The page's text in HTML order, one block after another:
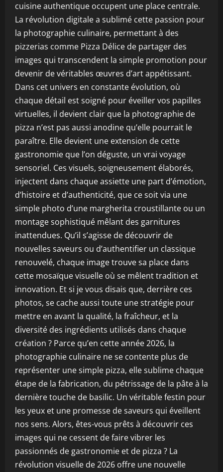
cuisine authentique occupent une place centrale.
La révolution digitale a sublimé cette passion pour
la photographie culinaire, permettant à des
pizzerias comme Pizza Délice de partager des
images qui transcendent la simple promotion pour
devenir de véritables œuvres d’art appétissant.
Dans cet univers en constante évolution, où
chaque détail est soigné pour éveiller vos papilles
virtuelles, il devient clair que la photographie de
pizza n’est pas aussi anodine qu’elle pourrait le
paraître. Elle devient une extension de cette
gastronomie que l’on déguste, un vrai voyage
sensoriel. Ces visuels, soigneusement élaborés,
injectent dans chaque assiette une part d’émotion,
d’histoire et d’authenticité, que ce soit via une
simple photo d’une margherita croustillante ou un
montage sophistiqué mêlant des garnitures
inattendues. Qu’il s’agisse de découvrir de
nouvelles saveurs ou d’authentifier un classique
renouvelé, chaque image trouve sa place dans
cette mosaïque visuelle où se mêlent tradition et
innovation. Et si je vous disais que, derrière ces
photos, se cache aussi toute une stratégie pour
mettre en avant la qualité, la fraîcheur, et la
diversité des ingrédients utilisés dans chaque
création ? Parce qu’en cette année 2026, la
photographie culinaire ne se contente plus de
représenter une simple pizza, elle sublime chaque
étape de la fabrication, du pétrissage de la pâte à la
dernière touche de basilic. Un véritable festin pour
les yeux et une promesse de saveurs qui éveillent
nos sens. Alors, êtes-vous prêts à découvrir ces
images qui ne cessent de faire vibrer les
passionnés de gastronomie et de pizza ? La
révolution visuelle de 2026 offre une nouvelle